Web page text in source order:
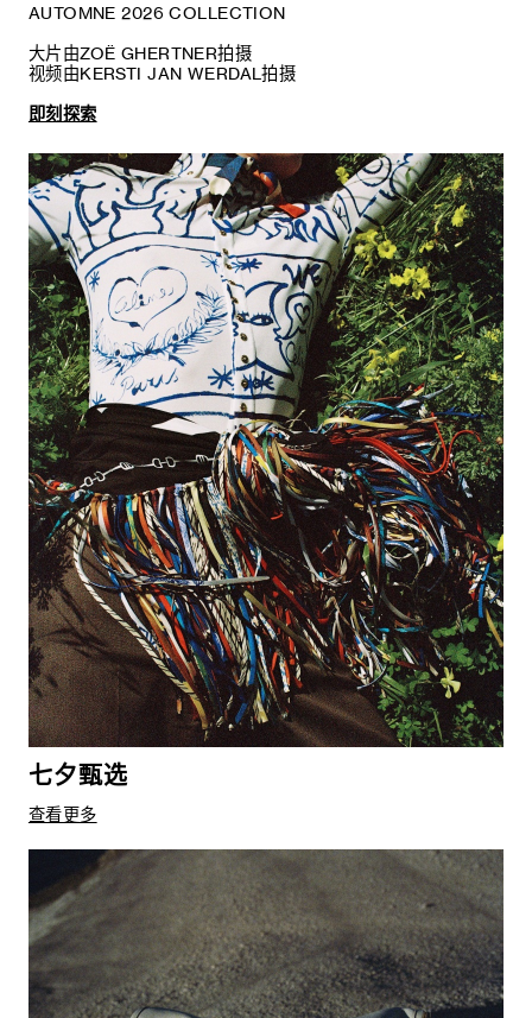
AUTOMNE 2026 COLLECTION
大片由ZOË GHERTNER拍摄
视频由KERSTI JAN WERDAL拍摄
即刻探索
七夕甄选
查看更多